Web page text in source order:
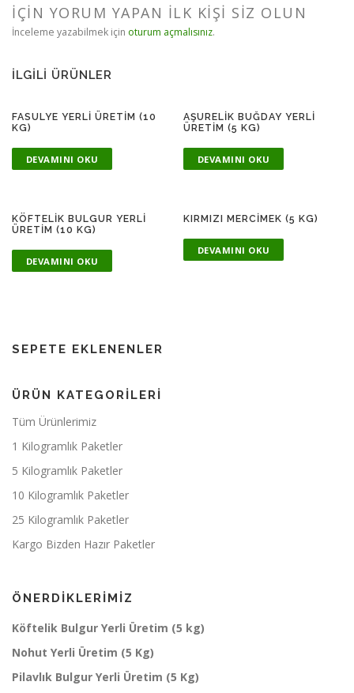
IÇIN YORUM YAPAN ILK KIŞI SIZ OLUN
İnceleme yazabilmek için oturum açmalısınız.
İLGILI ÜRÜNLER
FASULYE YERLI ÜRETIM (10
KG)
DEVAMINI OKU
AŞURELIK BUĞDAY YERLI
ÜRETIM (5 KG)
DEVAMINI OKU
KÖFTELIK BULGUR YERLI
ÜRETIM (10 KG)
DEVAMINI OKU
KIRMIZI MERCIMEK (5 KG)
DEVAMINI OKU
SEPETE EKLENENLER
ÜRÜN KATEGORILERI
Tüm Ürünlerimiz
1 Kilogramlık Paketler
5 Kilogramlık Paketler
10 Kilogramlık Paketler
25 Kilogramlık Paketler
Kargo Bizden Hazır Paketler
ÖNERDIKLERIMIZ
Köftelik Bulgur Yerli Üretim (5 kg)
Nohut Yerli Üretim (5 Kg)
Pilavlık Bulgur Yerli Üretim (5 Kg)